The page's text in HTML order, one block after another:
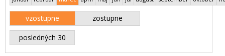
vzostupne zostupne
posledných 30